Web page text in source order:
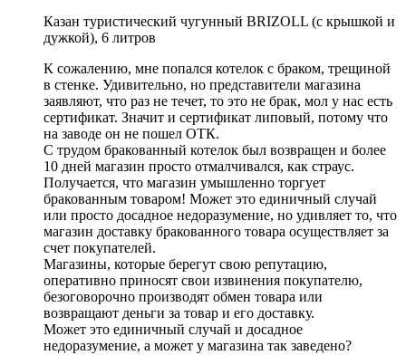
Казан туристический чугунный BRIZOLL (с крышкой и
дужкой), 6 литров
К сожалению, мне попался котелок с браком, трещиной
в стенке. Удивительно, но представители магазина
заявляют, что раз не течет, то это не брак, мол у нас есть
сертификат. Значит и сертификат липовый, потому что
на заводе он не пошел ОТК.
С трудом бракованный котелок был возвращен и более
10 дней магазин просто отмалчивался, как страус.
Получается, что магазин умышленно торгует
бракованным товаром! Может это единичный случай
или просто досадное недоразумение, но удивляет то, что
магазин доставку бракованного товара осуществляет за
счет покупателей.
Магазины, которые берегут свою репутацию,
оперативно приносят свои извинения покупателю,
безоговорочно производят обмен товара или
возвращают деньги за товар и его доставку.
Может это единичный случай и досадное
недоразумение, а может у магазина так заведено?